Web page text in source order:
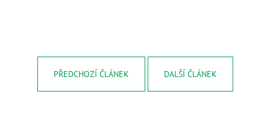
PŘEDCHOZÍ ČLÁNEK DALŠÍ ČLÁNEK